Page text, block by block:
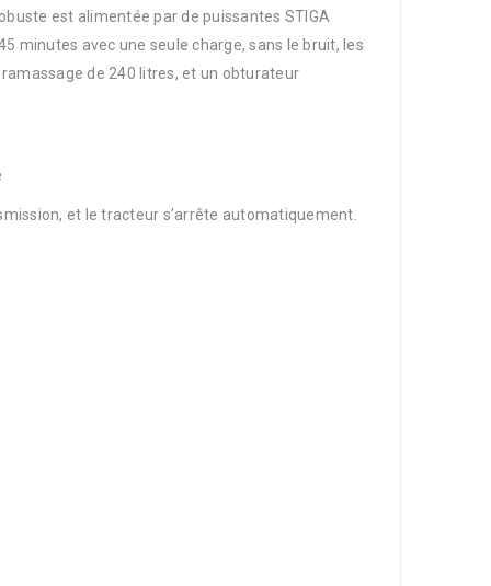
est alimentée par de puissantes STIGA
minutes avec une seule charge, sans le bruit, les
de 240 litres, et un obturateur
et le tracteur s’arrête automatiquement.